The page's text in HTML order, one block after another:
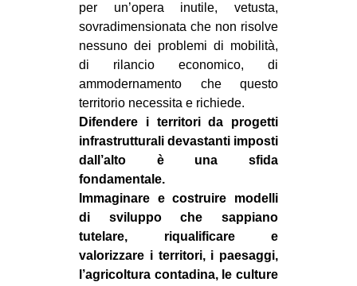
per un’opera inutile, vetusta,
sovradimensionata che non risolve
nessuno dei problemi di mobilità,
di rilancio economico, di
ammodernamento che questo
territorio necessita e richiede.
Difendere i territori da progetti
infrastrutturali devastanti imposti
dall’alto è una sfida
fondamentale.
Immaginare e costruire modelli
di sviluppo che sappiano
tutelare, riqualificare e
valorizzare i territori, i paesaggi,
l’agricoltura contadina, le culture